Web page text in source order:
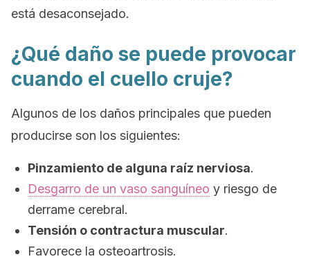
está desaconsejado.
¿Qué daño se puede provocar
cuando el cuello cruje?
Algunos de los daños principales que pueden
producirse son los siguientes:
Pinzamiento de alguna raíz nerviosa.
Desgarro de un vaso sanguíneo y riesgo de
derrame cerebral.
Tensión o contractura muscular.
Favorece la osteoartrosis.